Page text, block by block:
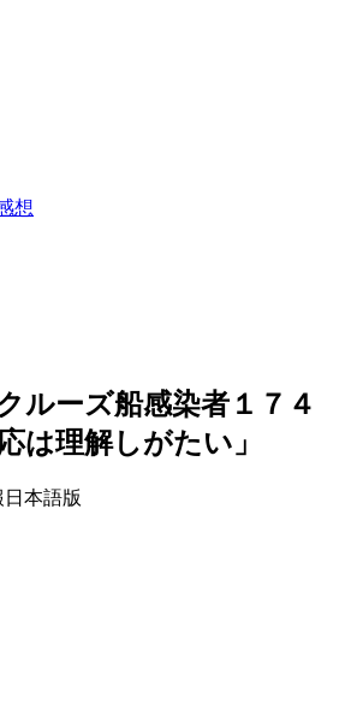
想
ルーズ船感染者１７４
は理解しがたい」
本語版